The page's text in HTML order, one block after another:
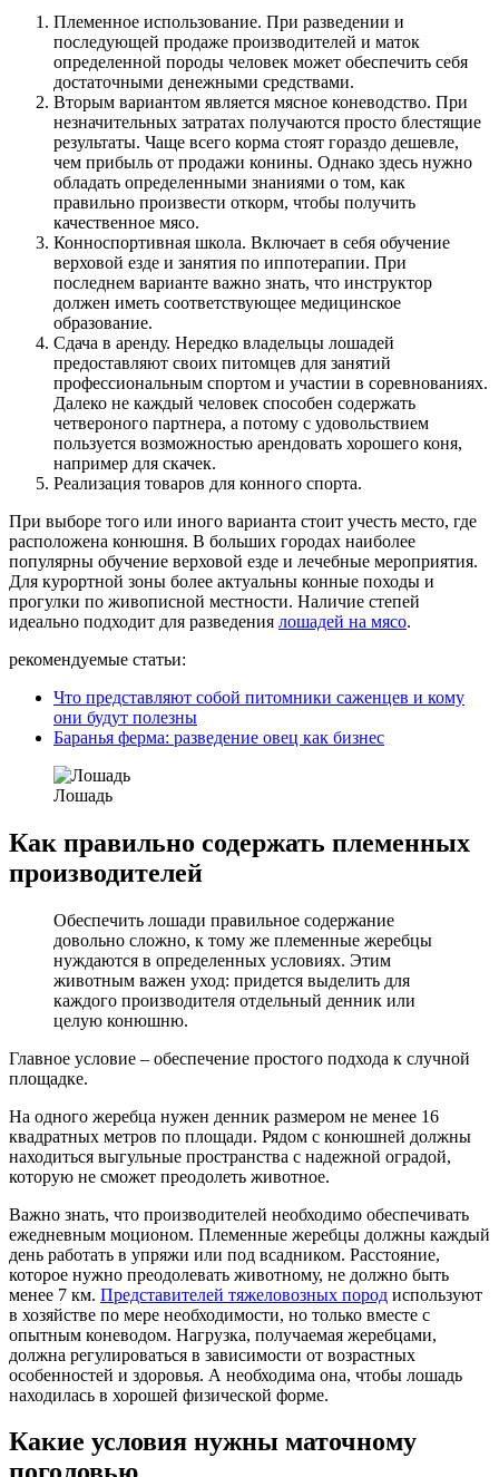
Племенное использование. При разведении и
последующей продаже производителей и маток
определенной породы человек может обеспечить себя
достаточными денежными средствами.
Вторым вариантом является мясное коневодство. При
незначительных затратах получаются просто блестящие
результаты. Чаще всего корма стоят гораздо дешевле,
чем прибыль от продажи конины. Однако здесь нужно
обладать определенными знаниями о том, как
правильно произвести откорм, чтобы получить
качественное мясо.
Конноспортивная школа. Включает в себя обучение
верховой езде и занятия по иппотерапии. При
последнем варианте важно знать, что инструктор
должен иметь соответствующее медицинское
образование.
Сдача в аренду. Нередко владельцы лошадей
предоставляют своих питомцев для занятий
профессиональным спортом и участии в соревнованиях.
Далеко не каждый человек способен содержать
четвероного партнера, а потому с удовольствием
пользуется возможностью арендовать хорошего коня,
например для скачек.
Реализация товаров для конного спорта.
При выборе того или иного варианта стоит учесть место, где
расположена конюшня. В больших городах наиболее
популярны обучение верховой езде и лечебные мероприятия.
Для курортной зоны более актуальны конные походы и
прогулки по живописной местности. Наличие степей
идеально подходит для разведения лошадей на мясо.
рекомендуемые статьи:
Что представляют собой питомники саженцев и кому
они будут полезны
Баранья ферма: разведение овец как бизнес
Лошадь
Как правильно содержать племенных
производителей
Обеспечить лошади правильное содержание
довольно сложно, к тому же племенные жеребцы
нуждаются в определенных условиях. Этим
животным важен уход: придется выделить для
каждого производителя отдельный денник или
целую конюшню.
Главное условие – обеспечение простого подхода к случной
площадке.
На одного жеребца нужен денник размером не менее 16
квадратных метров по площади. Рядом с конюшней должны
находиться выгульные пространства с надежной оградой,
которую не сможет преодолеть животное.
Важно знать, что производителей необходимо обеспечивать
ежедневным моционом. Племенные жеребцы должны каждый
день работать в упряжи или под всадником. Расстояние,
которое нужно преодолевать животному, не должно быть
менее 7 км. Представителей тяжеловозных пород используют
в хозяйстве по мере необходимости, но только вместе с
опытным коневодом. Нагрузка, получаемая жеребцами,
должна регулироваться в зависимости от возрастных
особенностей и здоровья. А необходима она, чтобы лошадь
находилась в хорошей физической форме.
Какие условия нужны маточному